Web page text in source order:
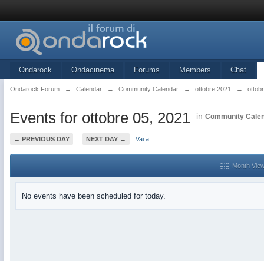
Ondarock Ondacinema Forums Members Chat
Ondarock Forum → Calendar → Community Calendar → ottobre 2021 →
Events for ottobre 05, 2021 in Community
← PREVIOUS DAY NEXT DAY → Vai a
Month
No events have been scheduled for today.